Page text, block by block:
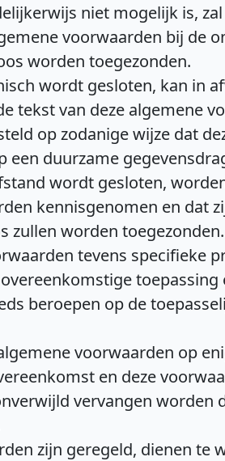
niet mogelijk is,
voorwaarden bij de
worden toegezonden.
wordt gesloten, kan in
tekst van deze algemene
op zodanige wijze dat
duurzame
wordt gesloten,
kennisgenomen en dat
zullen worden toegezonden.
tevens specifieke
beroepen op de
voorwaarden op
en deze
vervangen worden
zijn geregeld, dienen te